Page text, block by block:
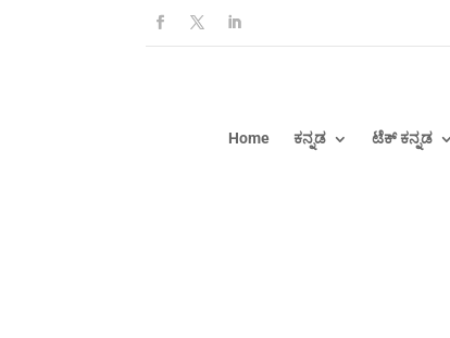
Home ಕನ್ನಡ ಟೆಕ್ ಕನ್ನಡ